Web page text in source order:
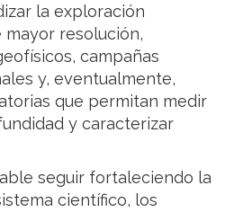
la exploración
resolución,
campañas
y, eventualmente,
que permitan medir
y caracterizar
seguir fortaleciendo la
científico, los